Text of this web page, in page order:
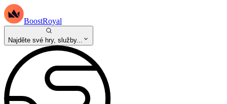
BoostRoyal
Najděte své hry, služby...